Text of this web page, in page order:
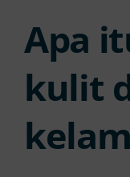
Apa
kulit